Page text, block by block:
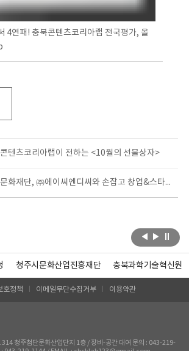
4연패! 충북콘텐츠코리아랩 전국평가, 올
텐츠코리아랩이 전하는 <10월의 선물상자>
청주문화재단, ㈜에이씨엔디씨와 손잡고 창업&스타트업 집중 육성
청주시문화산업진흥재단 충북과학기술혁신원
호정책 이메일무단수집거부 이용약관
314 청주첨단문화산업단지 1층 / 장비-공간 대여 문의 : 043-219-